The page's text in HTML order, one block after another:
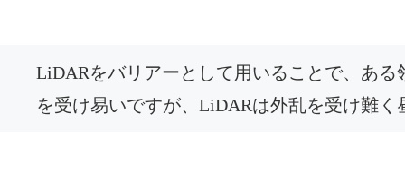
LiDARをバリアーとして用いることで、あ
を受け易いですが、LiDARは外乱を受け難く